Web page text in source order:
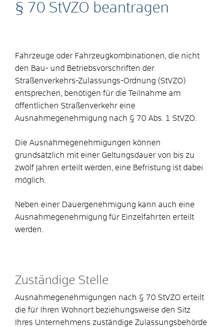
§ 70 StVZO beantragen
Fahrzeuge oder Fahrzeugkombinationen, die nicht
den Bau- und Betriebsvorschriften der
Straßenverkehrs-Zulassungs-Ordnung (StVZO)
entsprechen, benötigen für die Teilnahme am
öffentlichen Straßenverkehr eine
Ausnahmegenehmigung nach § 70 Abs. 1 StVZO.
Die Ausnahmegenehmigungen können
grundsätzlich mit einer Geltungsdauer von bis zu
zwölf Jahren erteilt werden, eine Befristung ist dabei
möglich.
Neben einer Dauergenehmigung kann auch eine
Ausnahmegenehmigung für Einzelfahrten erteilt
werden.
Zuständige Stelle
Ausnahmegenehmigungen nach § 70 StVZO erteilt
die für Ihren Wohnort beziehungsweise den Sitz
Ihres Unternehmens zuständige Zulassungsbehörde